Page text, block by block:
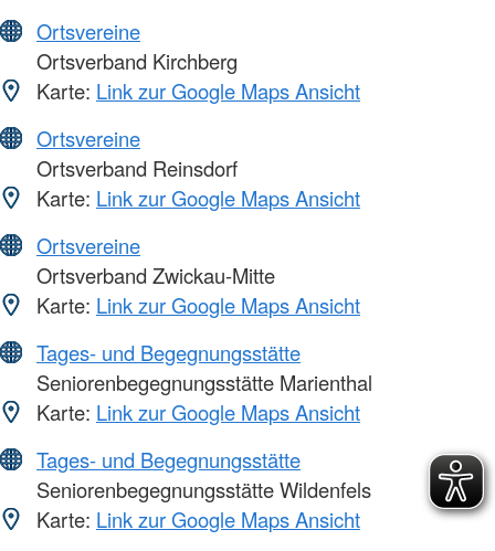
Ortsvereine
Ortsverband Kirchberg
Karte: Link zur Google Maps Ansicht
Ortsvereine
Ortsverband Reinsdorf
Karte: Link zur Google Maps Ansicht
Ortsvereine
Ortsverband Zwickau-Mitte
Karte: Link zur Google Maps Ansicht
Tages- und Begegnungsstätte
Seniorenbegegnungsstätte Marienthal
Karte: Link zur Google Maps Ansicht
Tages- und Begegnungsstätte
Seniorenbegegnungsstätte Wildenfels
Karte: Link zur Google Maps Ansicht